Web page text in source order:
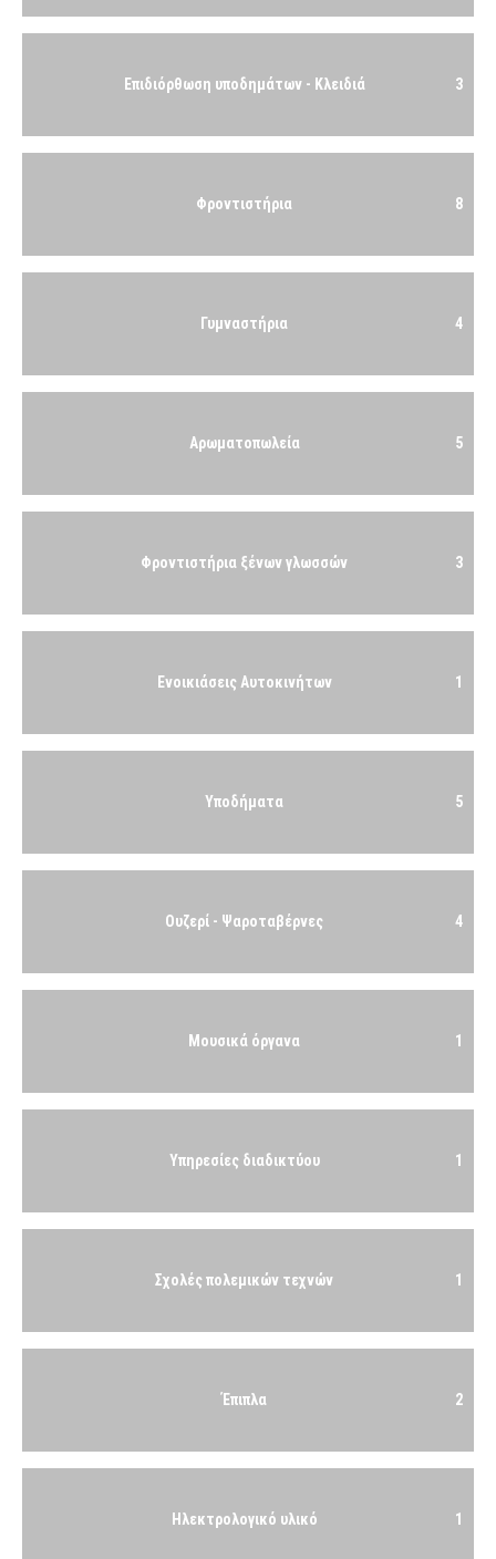
Επιδιόρθωση υποδημάτων - Κλειδιά 3
Φροντιστήρια 8
Γυμναστήρια 4
Αρωματοπωλεία 5
Φροντιστήρια ξένων γλωσσών 3
Ενοικιάσεις Αυτοκινήτων 1
Υποδήματα 5
Ουζερί - Ψαροταβέρνες 4
Μουσικά όργανα 1
Υπηρεσίες διαδικτύου 1
Σχολές πολεμικών τεχνών 1
Έπιπλα 2
Ηλεκτρολογικό υλικό 1